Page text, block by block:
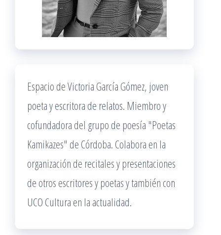
Espacio de Victoria García Gómez, joven
poeta y escritora de relatos. Miembro y
cofundadora del grupo de poesía "Poetas
Kamikazes" de Córdoba. Colabora en la
organización de recitales y presentaciones
de otros escritores y poetas y también con
UCO Cultura en la actualidad.